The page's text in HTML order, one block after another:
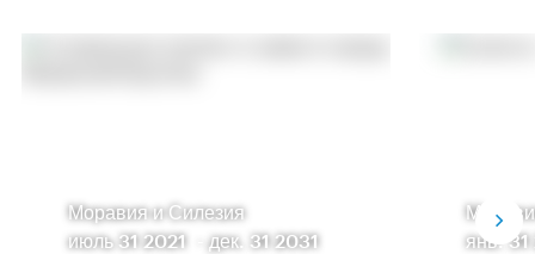
Моравия и Силезия
июль 31 2021
-дек. 31 2031
янв.